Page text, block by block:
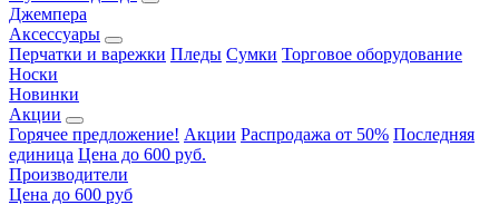
Джемпера
Аксессуары
Перчатки и варежки Пледы Сумки Торговое оборудование
Носки
Новинки
Акции
Горячее предложение! Акции Распродажа от 50% Последняя
единица Цена до 600 руб.
Производители
Цена до 600 руб